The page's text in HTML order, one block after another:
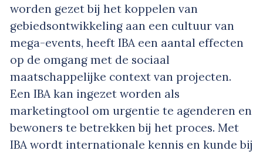
worden gezet bij het koppelen van
gebiedsontwikkeling aan een cultuur van
mega-events, heeft IBA een aantal effecten
op de omgang met de sociaal
maatschappelijke context van projecten.
Een IBA kan ingezet worden als
marketingtool om urgentie te agenderen en
bewoners te betrekken bij het proces. Met
IBA wordt internationale kennis en kunde bij